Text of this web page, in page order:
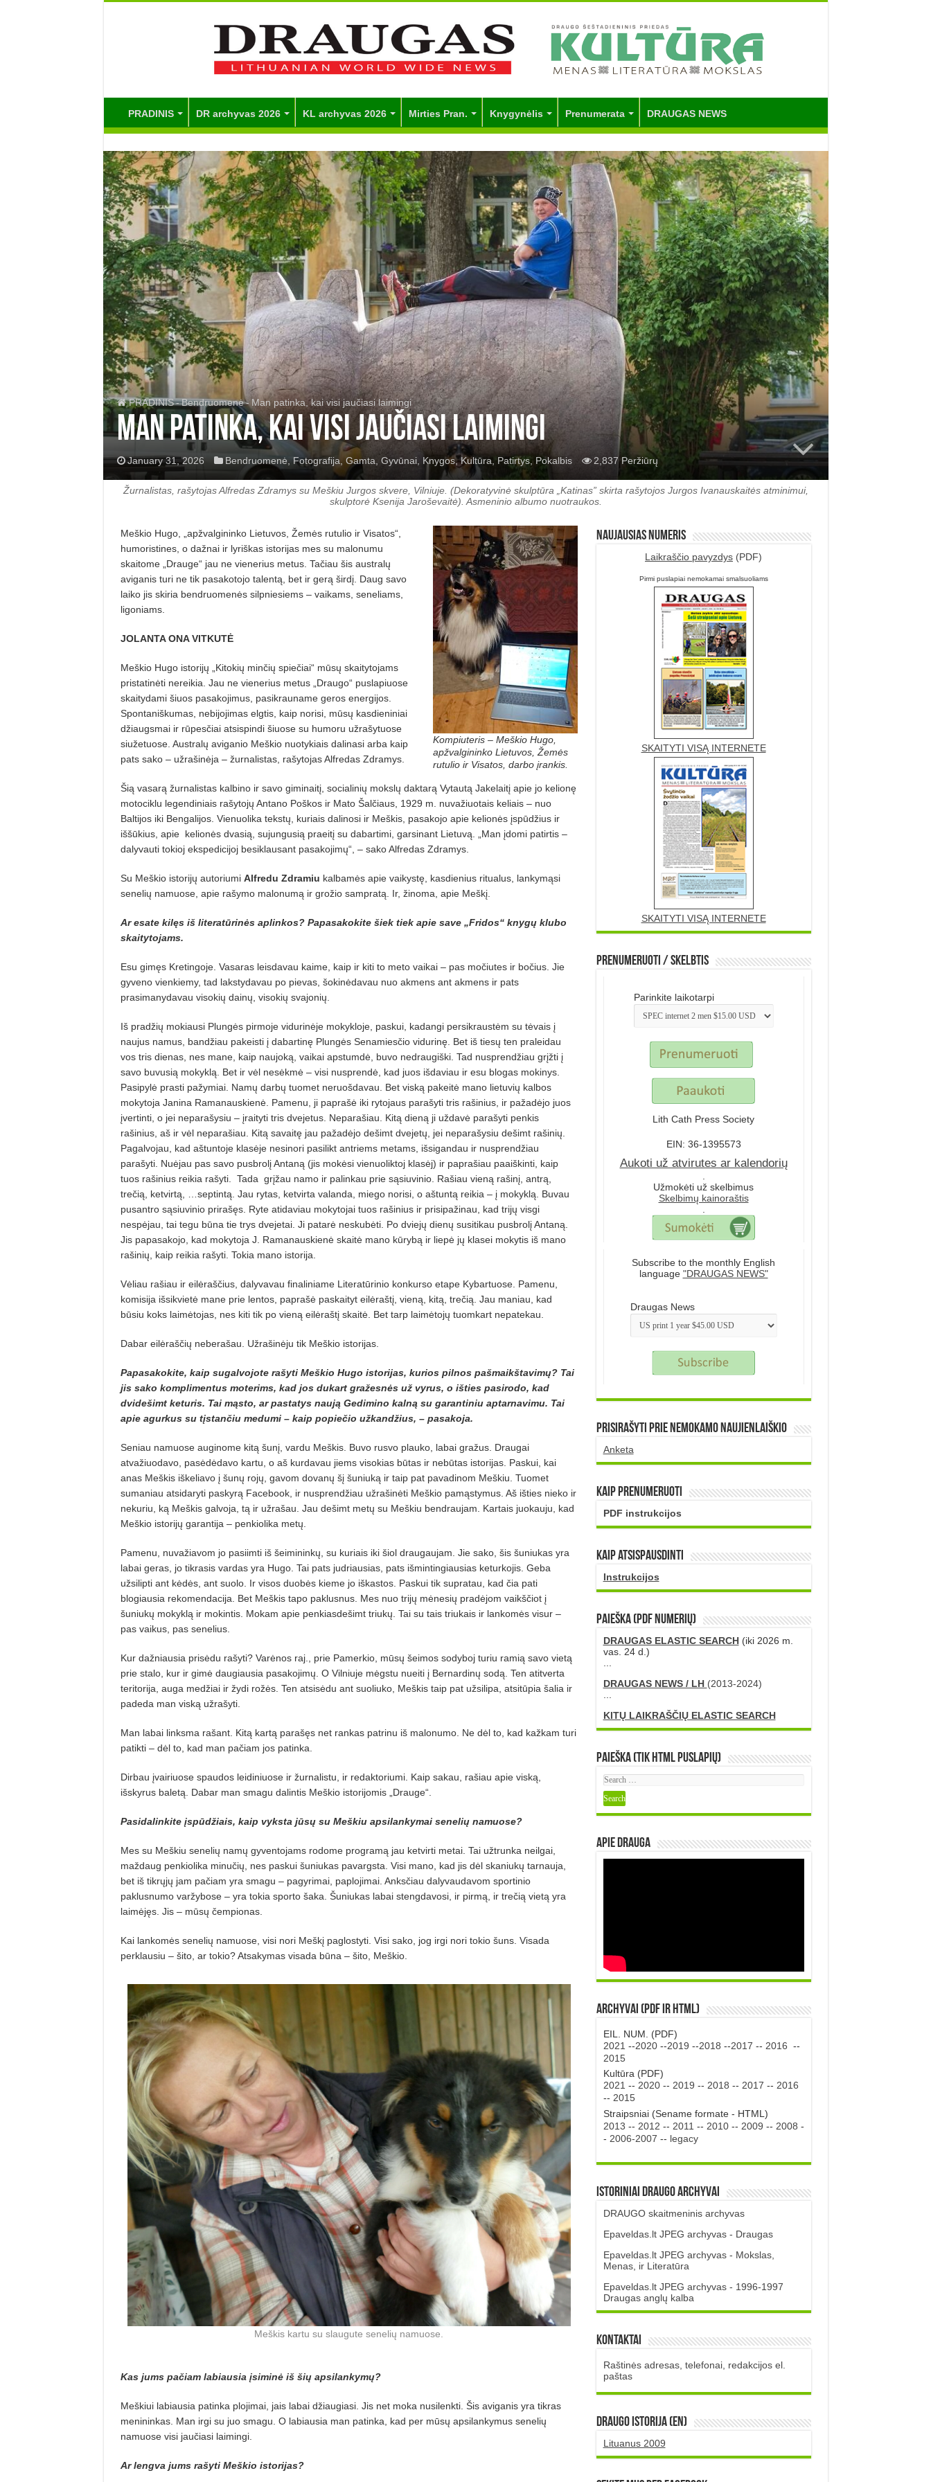
PRADINIS DR archyvas 2026 KL archyvas 2026 Mirties Pran. Knygynėlis Prenumerata DRAUGAS NEWS
PRADINIS-Bendruomenė- Man patinka, kai visi jaučiasi laimingi
Man patinka, kai visi jaučiasi laimingi
January 31, 2026 Bendruomenė ,Fotografija Gamta Gyvūnai, Knygos,Kultūra ,Patirtys, Pokalbis 2,837 Peržiūrų
Žurnalistas, rašytojas Alfredas Zdramys su Meškiu Jurgos skvere, Vilniuje. (Dekoratyvinė skulptūra „Katinas” skirta rašytojos Jurgos Ivanauskaitės atminimui,
skulptorė Ksenija Jaroševaitė). Asmeninio albumo nuotraukos.
Kompiuteris – Meškio Hugo,
apžvalgininko Lietuvos, Žemės
rutulio ir Visatos, darbo įrankis.
Meškio Hugo, „apžvalgininko Lietuvos, Žemės rutulio ir Visatos“,
humoristines, o dažnai ir lyriškas istorijas mes su malonumu
skaitome „Drauge“ jau ne vienerius metus. Tačiau šis australų
aviganis turi ne tik pasakotojo talentą, bet ir gerą širdį. Daug savo
laiko jis skiria bendruomenės silpniesiems – vaikams, seneliams,
ligoniams.
JOLANTA ONA VITKUTĖ
Meškio Hugo istorijų „Kitokių minčių spiečiai“ mūsų skaitytojams
pristatinėti nereikia. Jau ne vienerius metus „Draugo“ puslapiuose
skaitydami šiuos pasakojimus, pasikrauname geros energijos.
Spontaniškumas, nebijojimas elgtis, kaip norisi, mūsų kasdieniniai
džiaugsmai ir rūpesčiai atsispindi šiuose su humoru užrašytuose
siužetuose. Australų aviganio Meškio nuotykiais dalinasi arba kaip
pats sako – užrašinėja – žurnalistas, rašytojas Alfredas Zdramys.
Šią vasarą žurnalistas kalbino ir savo giminaitį, socialinių mokslų daktarą Vytautą Jakelaitį apie jo kelionę
motociklu legendiniais rašytojų Antano Poškos ir Mato Šalčiaus, 1929 m. nuvažiuotais keliais – nuo
Baltijos iki Bengalijos. Vienuolika tekstų, kuriais dalinosi ir Meškis, pasakojo apie kelionės įspūdžius ir
iššūkius, apie kelionės dvasią, sujungusią praeitį su dabartimi, garsinant Lietuvą. „Man įdomi patirtis –
dalyvauti tokioj ekspedicijoj besiklausant pasakojimų“, – sako Alfredas Zdramys.
Su Meškio istorijų autoriumi Alfredu Zdramiu kalbamės apie vaikystę, kasdienius ritualus, lankymąsi
senelių namuose, apie rašymo malonumą ir grožio sampratą. Ir, žinoma, apie Meškį.
Ar esate kilęs iš literatūrinės aplinkos? Papasakokite šiek tiek apie save „Fridos“ knygų klubo
skaitytojams.
Esu gimęs Kretingoje. Vasaras leisdavau kaime, kaip ir kiti to meto vaikai – pas močiutes ir bočius. Jie
gyveno vienkiemy, tad lakstydavau po pievas, šokinėdavau nuo akmens ant akmens ir pats
prasimanydavau visokių dainų, visokių svajonių.
Iš pradžių mokiausi Plungės pirmoje vidurinėje mokykloje, paskui, kadangi persikraustėm su tėvais į
naujus namus, bandžiau pakeisti į dabartinę Plungės Senamiesčio vidurinę. Bet iš tiesų ten praleidau
vos tris dienas, nes mane, kaip naujoką, vaikai apstumdė, buvo nedraugiški. Tad nusprendžiau grįžti į
savo buvusią mokyklą. Bet ir vėl nesėkmė – visi nusprendė, kad juos išdaviau ir esu blogas mokinys.
Pasipylė prasti pažymiai. Namų darbų tuomet neruošdavau. Bet viską pakeitė mano lietuvių kalbos
mokytoja Janina Ramanauskienė. Pamenu, ji paprašė iki rytojaus parašyti tris rašinius, ir pažadėjo juos
įvertinti, o jei neparašysiu – įraityti tris dvejetus. Neparašiau. Kitą dieną ji uždavė parašyti penkis
rašinius, aš ir vėl neparašiau. Kitą savaitę jau pažadėjo dešimt dvejetų, jei neparašysiu dešimt rašinių.
Pagalvojau, kad aštuntoje klasėje nesinori pasilikt antriems metams, išsigandau ir nusprendžiau
parašyti. Nuėjau pas savo pusbrolį Antaną (jis mokėsi vienuoliktoj klasėj) ir paprašiau paaiškinti, kaip
tuos rašinius reikia rašyti. Tada grįžau namo ir palinkau prie sąsiuvinio. Rašiau vieną rašinį, antrą,
trečią, ketvirtą, …septintą. Jau rytas, ketvirta valanda, miego norisi, o aštuntą reikia – į mokyklą. Buvau
pusantro sąsiuvinio prirašęs. Ryte atidaviau mokytojai tuos rašinius ir prisipažinau, kad trijų visgi
nespėjau, tai tegu būna tie trys dvejetai. Ji patarė neskubėti. Po dviejų dienų susitikau pusbrolį Antaną.
Jis papasakojo, kad mokytoja J. Ramanauskienė skaitė mano kūrybą ir liepė jų klasei mokytis iš mano
rašinių, kaip reikia rašyti. Tokia mano istorija.
Vėliau rašiau ir eilėraščius, dalyvavau finaliniame Literatūrinio konkurso etape Kybartuose. Pamenu,
komisija išsikvietė mane prie lentos, paprašė paskaityt eilėraštį, vieną, kitą, trečią. Jau maniau, kad
būsiu koks laimėtojas, nes kiti tik po vieną eilėraštį skaitė. Bet tarp laimėtojų tuomkart nepatekau.
Dabar eilėraščių neberašau. Užrašinėju tik Meškio istorijas.
Papasakokite, kaip sugalvojote rašyti Meškio Hugo istorijas, kurios pilnos pašmaikštavimų? Tai
jis sako komplimentus moterims, kad jos dukart gražesnės už vyrus, o išties pasirodo, kad
dvidešimt keturis. Tai mąsto, ar pastatys naują Gedimino kalną su garantiniu aptarnavimu. Tai
apie agurkus su tįstančiu medumi – kaip popiečio užkandžius, – pasakoja.
Seniau namuose auginome kitą šunį, vardu Meškis. Buvo rusvo plauko, labai gražus. Draugai
atvažiuodavo, pasėdėdavo kartu, o aš kurdavau jiems visokias būtas ir nebūtas istorijas. Paskui, kai
anas Meškis iškeliavo į šunų rojų, gavom dovanų šį šuniuką ir taip pat pavadinom Meškiu. Tuomet
sumaniau atsidaryti paskyrą Facebook, ir nusprendžiau užrašinėti Meškio pamąstymus. Aš išties nieko ir
nekuriu, ką Meškis galvoja, tą ir užrašau. Jau dešimt metų su Meškiu bendraujam. Kartais juokauju, kad
Meškio istorijų garantija – penkiolika metų.
Pamenu, nuvažiavom jo pasiimti iš šeimininkų, su kuriais iki šiol draugaujam. Jie sako, šis šuniukas yra
labai geras, jo tikrasis vardas yra Hugo. Tai pats judriausias, pats išmintingiausias keturkojis. Geba
užsilipti ant kėdės, ant suolo. Ir visos duobės kieme jo iškastos. Paskui tik supratau, kad čia pati
blogiausia rekomendacija. Bet Meškis tapo paklusnus. Mes nuo trijų mėnesių pradėjom vaikščiot į
šuniukų mokyklą ir mokintis. Mokam apie penkiasdešimt triukų. Tai su tais triukais ir lankomės visur –
pas vaikus, pas senelius.
Kur dažniausia prisėdu rašyti? Varėnos raj., prie Pamerkio, mūsų šeimos sodyboj turiu ramią savo vietą
prie stalo, kur ir gimė daugiausia pasakojimų. O Vilniuje mėgstu nueiti į Bernardinų sodą. Ten atitverta
teritorija, auga medžiai ir žydi rožės. Ten atsisėdu ant suoliuko, Meškis taip pat užsilipa, atsitūpia šalia ir
padeda man viską užrašyti.
Man labai linksma rašant. Kitą kartą parašęs net rankas patrinu iš malonumo. Ne dėl to, kad kažkam turi
patikti – dėl to, kad man pačiam jos patinka.
Dirbau įvairiuose spaudos leidiniuose ir žurnalistu, ir redaktoriumi. Kaip sakau, rašiau apie viską,
išskyrus baletą. Dabar man smagu dalintis Meškio istorijomis „Drauge“.
Pasidalinkite įspūdžiais, kaip vyksta jūsų su Meškiu apsilankymai senelių namuose?
Mes su Meškiu senelių namų gyventojams rodome programą jau ketvirti metai. Tai užtrunka neilgai,
maždaug penkiolika minučių, nes paskui šuniukas pavargsta. Visi mano, kad jis dėl skaniukų tarnauja,
bet iš tikrųjų jam pačiam yra smagu – pagyrimai, paplojimai. Anksčiau dalyvaudavom sportinio
paklusnumo varžybose – yra tokia sporto šaka. Šuniukas labai stengdavosi, ir pirmą, ir trečią vietą yra
laimėjęs. Jis – mūsų čempionas.
Kai lankomės senelių namuose, visi nori Meškį paglostyti. Visi sako, jog irgi nori tokio šuns. Visada
perklausiu – šito, ar tokio? Atsakymas visada būna – šito, Meškio.
Meškis kartu su slaugute senelių namuose.
Kas jums pačiam labiausia įsiminė iš šių apsilankymų?
Meškiui labiausia patinka plojimai, jais labai džiaugiasi. Jis net moka nusilenkti. Šis aviganis yra tikras
menininkas. Man irgi su juo smagu. O labiausia man patinka, kad per mūsų apsilankymus senelių
namuose visi jaučiasi laimingi.
Ar lengva jums rašyti Meškio istorijas?
Naujausias numeris
Laikraščio pavyzdys (PDF)
Pirmi puslapiai nemokamai smalsuoliams
SKAITYTI VISĄ INTERNETE
SKAITYTI VISĄ INTERNETE
Prenumeruoti / Skelbtis
Parinkite laikotarpi
Lith Cath Press Society
EIN: 36-1395573
Aukoti už atvirutes ar kalendorių
.
Užmokėti už skelbimus
Skelbimų kainoraštis
.
Subscribe to the monthly English
language "DRAUGAS NEWS"
Draugas News
Prisirašyti prie nemokamo naujienlaiškio
Anketa
Kaip prenumeruoti
PDF instrukcijos
Kaip atsispausdinti
Instrukcijos
PAIEŠKA (PDF numerių)
DRAUGAS ELASTIC SEARCH(iki 2026 m.
vas. 24 d.)
...
DRAUGAS NEWS / LH (2013-2024)
...
KITŲ LAIKRAŠČIŲ ELASTIC SEARCH
Paieška (tik HTML puslapių)
Apie DRAUGA
Archyvai (PDF ir HTML)
EIL. NUM. (PDF)
2021 --2020--2019 --2018 --2017 -- 2016 --
2015
Kultūra (PDF)
2021 -- 2020-- 2019 -- 2018 -- 2017 -- 2016
-- 2015
Straipsniai (Sename formate - HTML)
2013 -- 2012 -- 2011 -- 2010-- 2009 -- 2008 -
- 2006-2007 -- legacy
Istoriniai DRAUGO Archyvai
DRAUGO skaitmeninis archyvas
Epaveldas.lt JPEG archyvas - Draugas
Epaveldas.lt JPEG archyvas - Mokslas,
Menas, ir Literatūra
Epaveldas.lt JPEG archyvas - 1996-1997
Draugas anglų kalba
Kontaktai
Raštinės adresas, telefonai, redakcijos el.
paštas
DRAUGO istorija (EN)
Lituanus 2009